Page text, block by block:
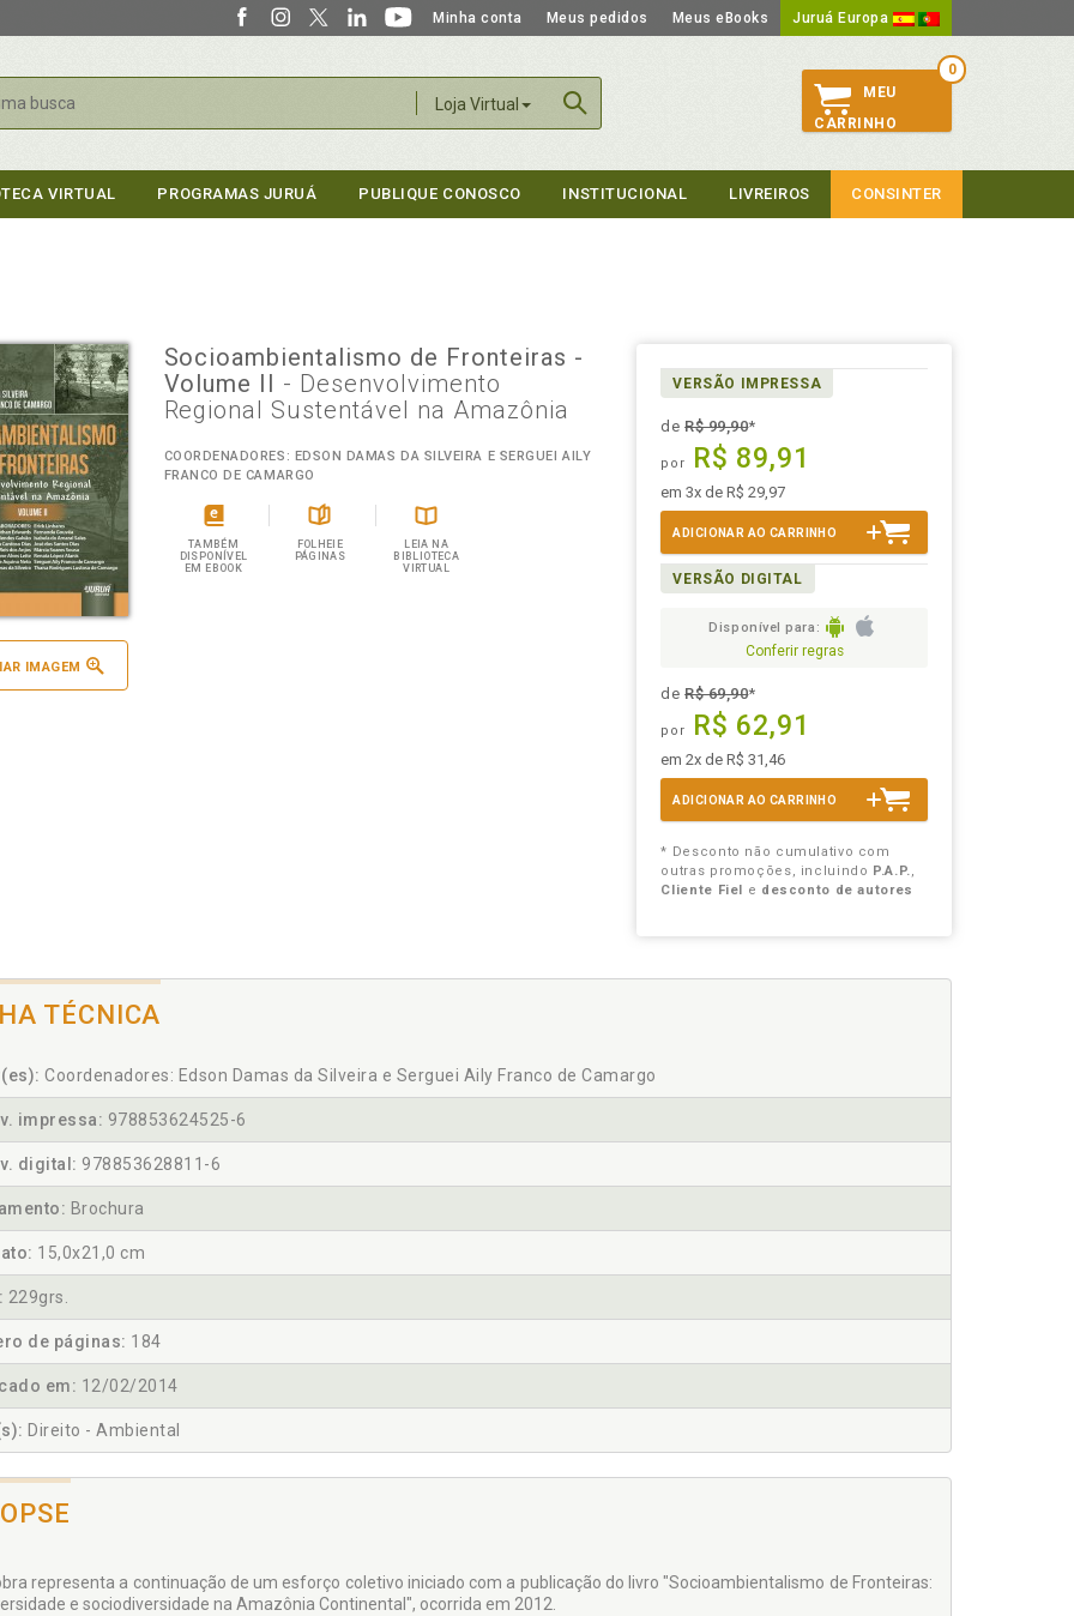
Minha conta Meus pedidos Meus eBooks Juruá Europa
Loja Virtual
0
MEU
CARRINHO
VIRTUAL PROGRAMAS JURUÁ PUBLIQUE CONOSCO INSTITUCIONAL LIVREIROS CONSINTER
IMAGEM
Socioambientalismo de Fronteiras -
Volume II - Desenvolvimento
Regional Sustentável na Amazônia
COORDENADORES: EDSON DAMAS DA SILVEIRA E SERGUEI AILY
FRANCO DE CAMARGO
TAMBÉM
DISPONÍVEL
EM EBOOK
FOLHEIE
PÁGINAS
LEIA NA
BIBLIOTECA
VIRTUAL
VERSÃO IMPRESSA
deR$ 99,90*
por R$ 89,91
em 3x de R$ 29,97
ADICIONAR AO CARRINHO
VERSÃO DIGITAL
Disponível para:
Conferir regras
deR$ 69,90*
por R$ 62,91
em 2x de R$ 31,46
ADICIONAR AO CARRINHO
* Desconto não cumulativo com
outras promoções, incluindo P.A.P.,
Cliente Fiel
e desconto de autores
TÉCNICA
Coordenadores: Edson Damas da Silveira e Serguei Aily Franco de Camargo
v. impressa: 978853624525-6
v. digital: 978853628811-6
Brochura
15,0x21,0 cm
229grs.
de páginas: 184
em: 12/02/2014
Direito - Ambiental
representa a continuação de um esforço coletivo iniciado com a publicação do livro "Socioambientalismo de Fronteiras:
e sociodiversidade na Amazônia Continental", ocorrida em 2012.